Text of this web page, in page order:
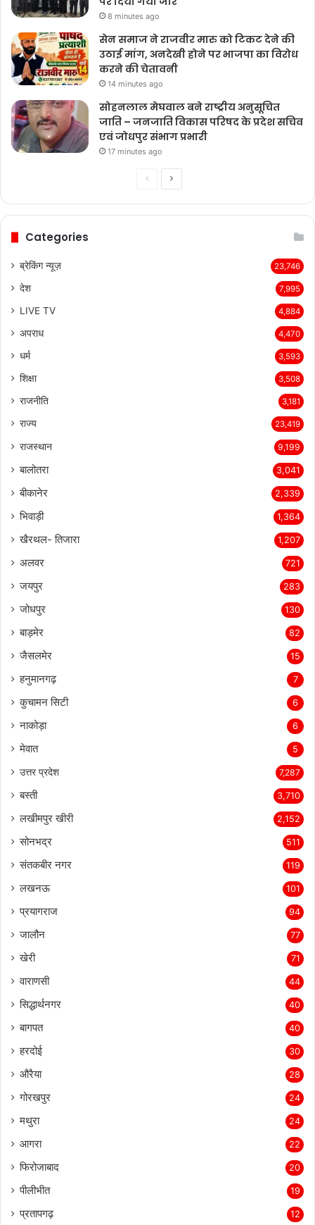
कार्यकारिणी बैठक संपन्न, संगठन सुदृढ़ीकरण
पर दिया गया जोर
8 minutes ago
सेन समाज ने राजवीर मारु को टिकट देने की
उठाई मांग, अनदेखी होने पर भाजपा का विरोध
करने की चेतावनी
14 minutes ago
सोहनलाल मेघवाल बने राष्ट्रीय अनुसूचित
जाति – जनजाति विकास परिषद के प्रदेश सचिव
एवं जोधपुर संभाग प्रभारी
Categories
ब्रेकिंग न्यूज़ 23,746
देश 7,995
LIVE TV 4,884
अपराध 4,470
धर्म 3,593
शिक्षा 3,508
राजनीति 3,181
राज्य 23,419
राजस्थान 9,199
बालोतरा 3,041
बीकानेर 2,339
भिवाड़ी 1,364
खैरथल- तिजारा 1,207
अलवर 721
जयपुर 283
जोधपुर 130
बाड़मेर 82
जैसलमेर 15
हनुमानगढ़ 7
कुचामन सिटी 6
नाकोड़ा 6
मेवात 5
उत्तर प्रदेश 7,287
बस्ती 3,710
लखीमपुर खीरी 2,152
सोनभद्र 511
संतकबीर नगर 119
लखनऊ 101
प्रयागराज 94
जालौन 77
खेरी 71
वाराणसी 44
सिद्धार्थनगर 40
बागपत 40
हरदोई 30
औरैया 28
गोरखपुर 24
मथुरा 24
आगरा 22
फिरोजाबाद 20
पीलीभीत 19